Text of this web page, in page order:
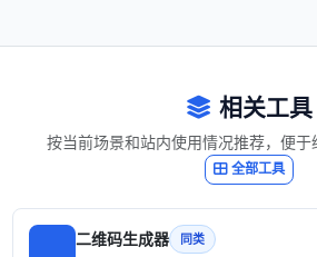
相关工具
按当前场景和站内使用情况推荐，便于
全部工具
二维码生成器 同类